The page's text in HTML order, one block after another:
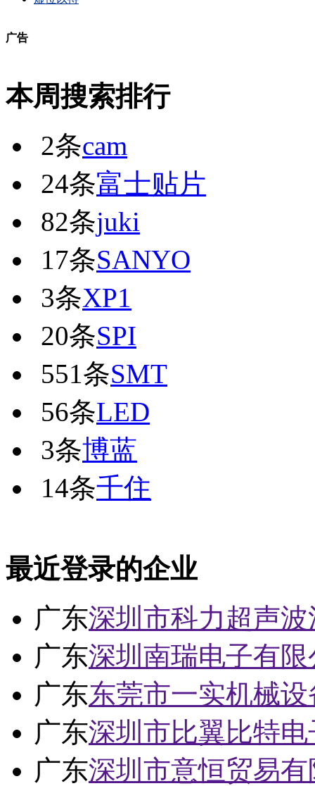
广告
本周搜索排行
2条cam
24条富士贴片
82条juki
17条SANYO
3条XP1
20条SPI
551条SMT
56条LED
3条博蓝
14条千住
最近登录的企业
广东深圳市科力超声
广东深圳南瑞电子有限
广东东莞市一实机械
广东深圳市比翼比特
广东深圳市意恒贸易